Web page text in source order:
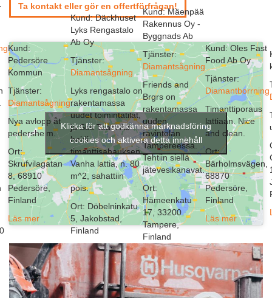
Ta kontakt eller gör en offertförfrågan!
Kund:
Pedersöre
Kommun
Tjänster:
Diamantsågning
Nya avlopp åt
pedersheim.
Ort:
Skrufvilagatan
8, 68910
Pedersöre,
Finland
Läs mer
Kund: Däckhuset
Lyks Rengastalo
Ab Oy
Tjänster:
Diamantsågning
Lyks rengastalo on
rakentamassa
uudet toimintatilat,
ja Sbs Team Ab
hoidi
timanttisahauksen.
Vanha lattia, n. 80
m^2, sahattiin
pois.
Ort: Döbelninkatu
5, Jakobstad,
Finland
Läs mer
Kund: Mäenpää
Rakennus Oy -
Byggnads Ab
Tjänster:
Diamantsågning
Friends and
Brgrs on
rakentamassa
uuden
ravintolan
Tampereessa.
Tehtiin siellä
jätevesikanavat.
Ort:
Hämeenkatu
17, 33200
Tampere,
Finland
Läs mer
Kund: Oles Fast
Food Ab Oy
Tjänster:
Diamantborrning
Timanttiporaus
lattiaan. Nice
and clean.
Ort:
Bärholmsvägen,
68870
Pedersöre,
Finland
Läs mer
Klicka för att godkänna marknadsföring
cookies och aktivera detta innehåll